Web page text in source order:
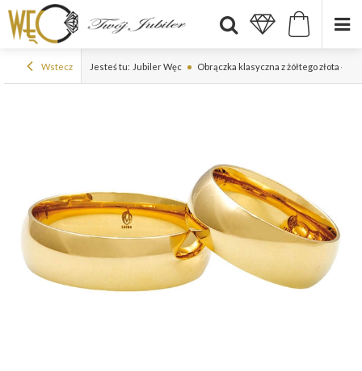
Wstecz Jesteś tu: Jubiler Węc Obrączka klasyczna z żółtego złota ŁK-